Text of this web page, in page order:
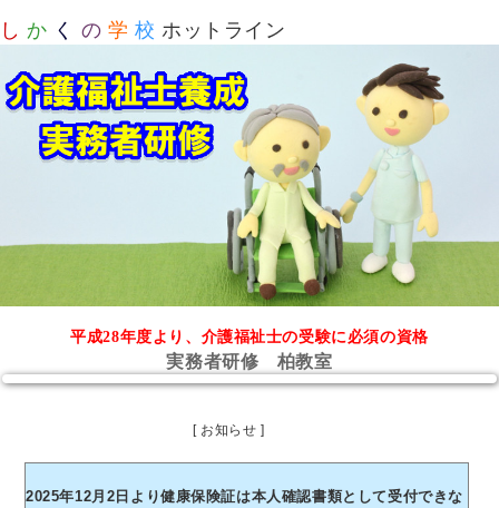
し か く の 学 校 ホットライン
平成28年度より、介護福祉士の受験に必須の資格
実務者研修 柏教室
[ お知らせ ]
2025年12月2日より健康保険証は本人確認書類として受付できな